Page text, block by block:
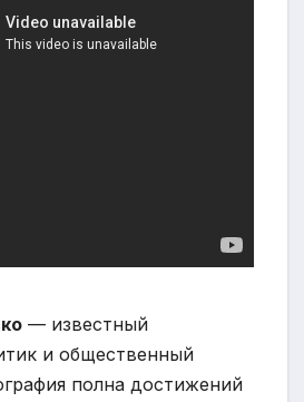
— известный
и общественный
полна достижений